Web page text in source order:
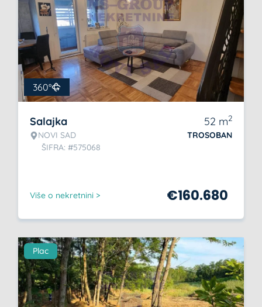
360°
Salajka
NOVI SAD
ŠIFRA: #575068
52 m2
TROSOBAN
Više o nekretnini > €160.680
Plac